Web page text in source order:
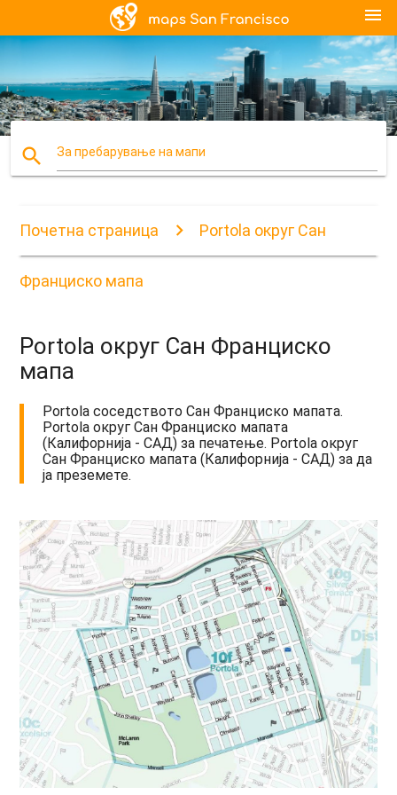
menu
search За пребарување на мапи
Почетна страница Portola округ Сан
Франциско мапа
Portola округ Сан Франциско
мапа
Portola соседството Сан Франциско мапата.
Portola округ Сан Франциско мапата
(Калифорнија - САД) за печатење. Portola округ
Сан Франциско мапата (Калифорнија - САД) за да
ја преземете.